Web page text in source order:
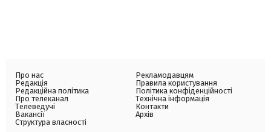
Про нас
Редакція
Редакційна політика
Про телеканал
Телеведучі
Вакансії
Структура власності
Рекламодавцям
Правила користування
Політика конфіденційності
Технічна інформація
Контакти
Архів